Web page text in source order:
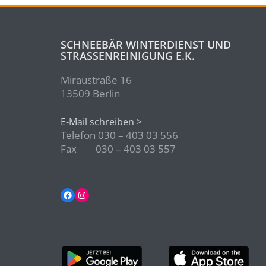
SCHNEEBÄR WINTERDIENST UND
STRASSENREINIGUNG E.K.
Miraustraße 16
13509 Berlin
E-Mail schreiben >
Telefon 030 – 403 03 556
Fax 030 – 403 03 557
Facebook
Instagram